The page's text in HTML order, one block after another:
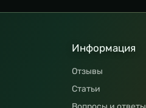
Информация
Отзывы
Статьи